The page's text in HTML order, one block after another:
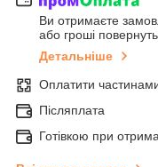
Ви отримаєте
або гроші
Детальніше
Оплатити
Післяплата
Готівкою при